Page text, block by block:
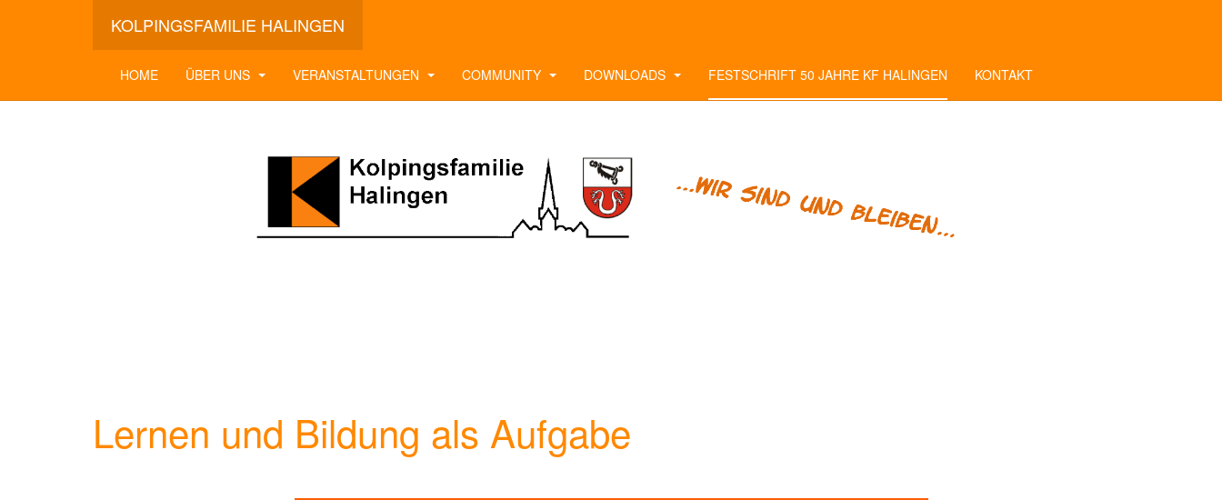
KOLPINGSFAMILIE HALINGEN
HOME ÜBER UNS VERANSTALTUNGEN COMMUNITY DOWNLOADS FESTSCHRIFT 50 JAHRE KF HALINGEN KONTAKT
Lernen und Bildung als Aufgabe